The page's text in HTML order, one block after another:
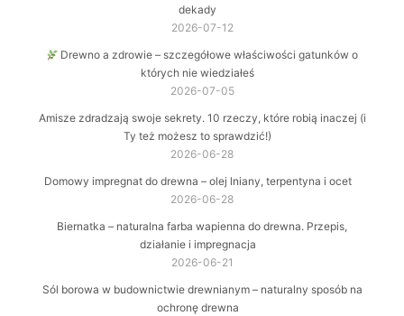
dekady
2026-07-12
Drewno a zdrowie – szczegółowe właściwości gatunków o
których nie wiedziałeś
2026-07-05
Amisze zdradzają swoje sekrety. 10 rzeczy, które robią inaczej (i
Ty też możesz to sprawdzić!)
2026-06-28
Domowy impregnat do drewna – olej lniany, terpentyna i ocet
2026-06-28
Biernatka – naturalna farba wapienna do drewna. Przepis,
działanie i impregnacja
2026-06-21
Sól borowa w budownictwie drewnianym – naturalny sposób na
ochronę drewna